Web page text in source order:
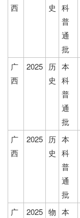
西
史
科
普
通
批
广
西
2025 历
史
本
科
普
通
批
广
西
2025 历
史
本
科
普
通
批
广 2025 物 本